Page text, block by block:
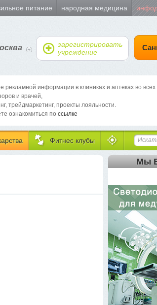
питание народная медицина
зарегистрировать
учреждение
информации в клиниках и аптеках во
и врачей,
трейдмаркетинг, проекты лояльности.
ознакомиться по ссылке
Фитнес клубы
Мы